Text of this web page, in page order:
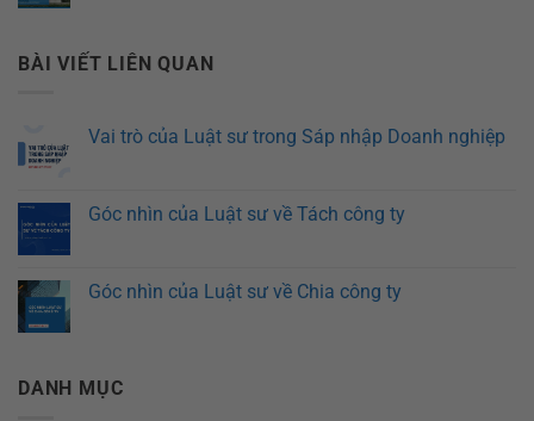
BÀI VIẾT LIÊN QUAN
Vai trò của Luật sư trong Sáp nhập Doanh nghiệp
Góc nhìn của Luật sư về Tách công ty
Góc nhìn của Luật sư về Chia công ty
DANH MỤC